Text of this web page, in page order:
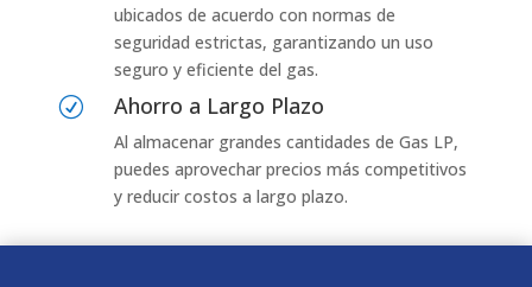
ubicados de acuerdo con normas de
seguridad estrictas, garantizando un uso
seguro y eficiente del gas.
R Ahorro a Largo Plazo
Al almacenar grandes cantidades de Gas LP,
puedes aprovechar precios más competitivos
y reducir costos a largo plazo.